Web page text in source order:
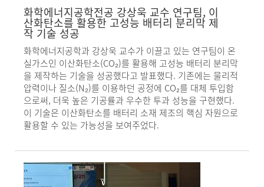
화학에너지공학전공 강상욱 교수 연구팀, 이
산화탄소를 활용한 고성능 배터리 분리막 제
작 기술 성공
화학에너지공학과 강상욱 교수가 이끌고 있는 연구팀이 온
실가스인 이산화탄소(CO₂)를 활용해 고성능 배터리 분리막
을 제작하는 기술을 성공했다고 발표했다. 기존에는 물리적
압력이나 질소(N₂)를 이용하던 공정에 CO₂를 대체 투입함
으로써, 더욱 높은 기공률과 우수한 투과 성능을 구현했다.
이 기술은 이산화탄소를 배터리 소재 제조의 핵심 자원으로
활용할 수 있는 가능성을 보여주었다.